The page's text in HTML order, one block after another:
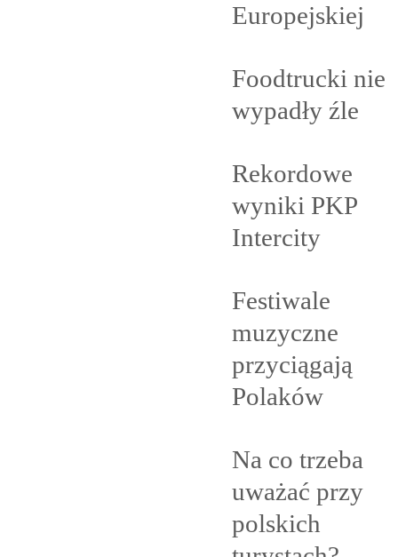
Europejskiej
Foodtrucki nie
wypadły źle
Rekordowe
wyniki PKP
Intercity
Festiwale
muzyczne
przyciągają
Polaków
Na co trzeba
uważać przy
polskich